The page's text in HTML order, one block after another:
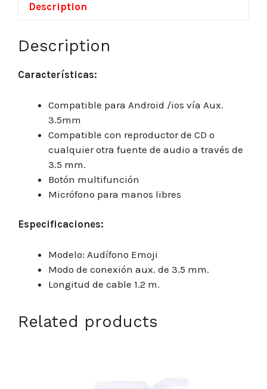
Description
Description
Características:
Compatible para Android /ios vía Aux.
3.5mm
Compatible con reproductor de CD o
cualquier otra fuente de audio a través de
3.5 mm.
Botón multifunción
Micrófono para manos libres
Especificaciones:
Modelo: Audífono Emoji
Modo de conexión aux. de 3.5 mm.
Longitud de cable 1.2 m.
Related products